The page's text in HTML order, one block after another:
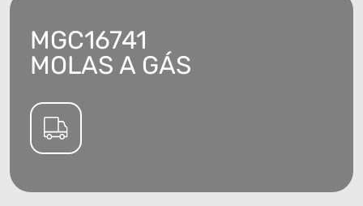
MGC16741
MOLAS A GÁS